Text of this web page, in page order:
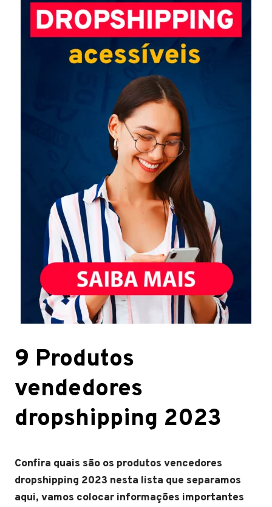
9 Produtos
vendedores
dropshipping 2023
Confira quais são os produtos vencedores
dropshipping 2023 nesta lista que separamos
aqui, vamos colocar informações importantes